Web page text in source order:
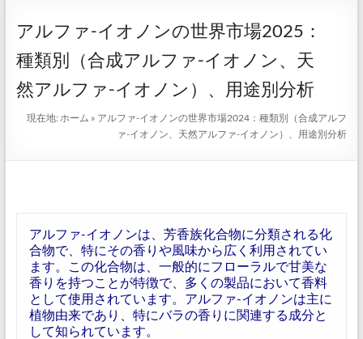
ー
アルファ-イオノンの世界市場2025：
種類別（合成アルファ-イオノン、天
然アルファ-イオノン）、用途別分析
現在地:ホーム » アルファ-イオノンの世界市場2024：種類別（合成アルフ
ァ-イオノン、天然アルファ-イオノン）、用途別分析
アルファ-イオノンは、芳香族化合物に分類される化
合物で、特にその香りや風味から広く利用されてい
ます。この化合物は、一般的にフローラルで甘美な
香りを持つことが特徴で、多くの製品において香料
として使用されています。アルファ-イオノンは主に
植物由来であり、特にバラの香りに関連する成分と
して知られています。